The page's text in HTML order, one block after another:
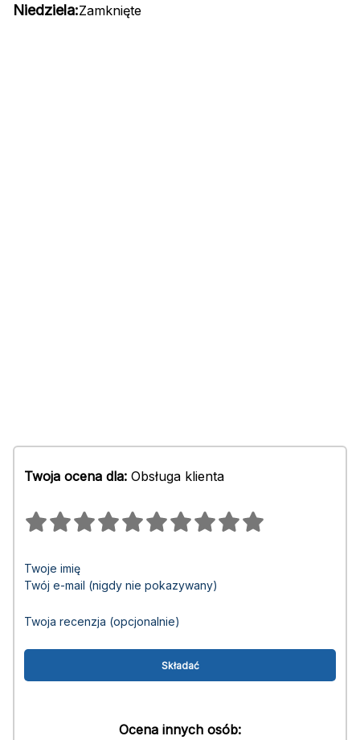
Niedziela:Zamknięte
Twoja ocena dla: Obsługa klienta
Twoje imię
Twój e-mail (nigdy nie pokazywany)
Twoja recenzja (opcjonalnie)
Ocena innych osób: